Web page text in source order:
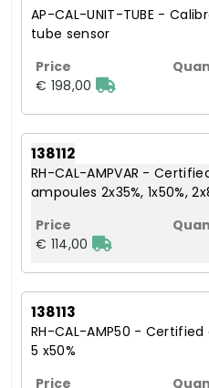
AP-CAL-UNIT-TUBE -
tube sensor
€ 198,00
138112
RH-CAL-AMPVAR -
ampoules 2x35%, 1x50%,
€ 114,00
138113
RH-CAL-AMP50 -
5 x50%